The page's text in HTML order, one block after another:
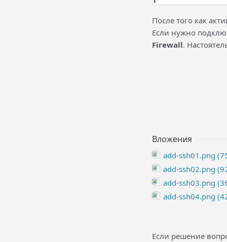
После того как
Если нужно
Firewall.
Вложения
add-ssh01.png
add-ssh02.png
add-ssh03.png
add-ssh04.png
Если решение